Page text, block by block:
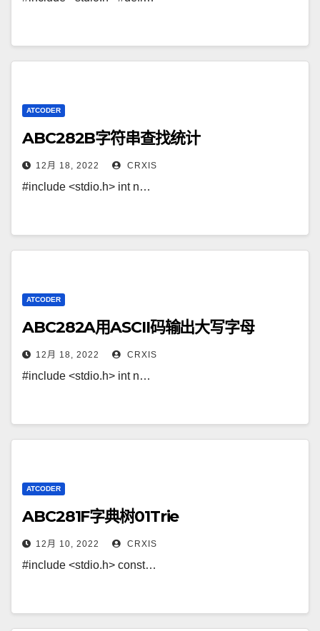
ATCODER
ABC282B字符串查找统计
12月 18, 2022 CRXIS
#include <stdio.h> int n…
ATCODER
ABC282A用ASCII码输出大写字母
12月 18, 2022 CRXIS
#include <stdio.h> int n…
ATCODER
ABC281F字典树01Trie
12月 10, 2022 CRXIS
#include <stdio.h> const…